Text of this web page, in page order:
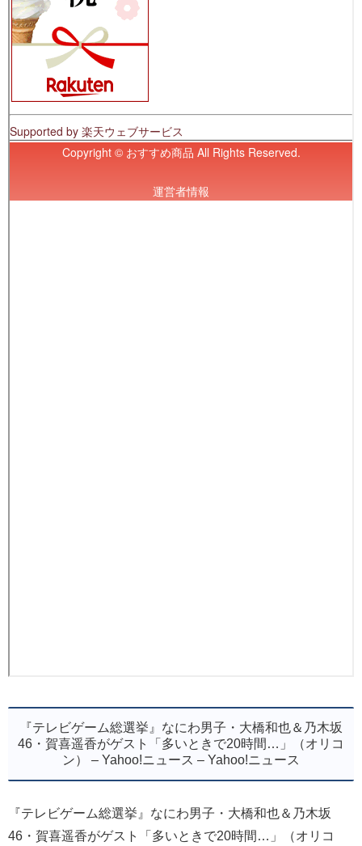
『テレビゲーム総選挙』なにわ男子・大橋和也＆乃木坂
46・賀喜遥香がゲスト「多いときで20時間…」（オリコ
ン） – Yahoo!ニュース – Yahoo!ニュース
『テレビゲーム総選挙』なにわ男子・大橋和也＆乃木坂
46・賀喜遥香がゲスト「多いときで20時間…」（オリコ